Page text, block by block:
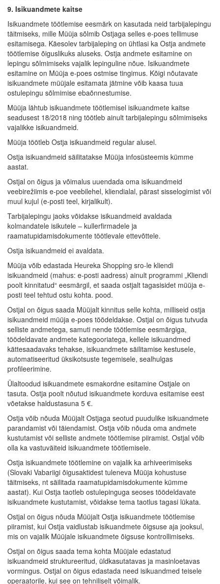
9. Isikuandmete kaitse
Isikuandmete töötlemise eesmärk on kasutada neid tarbijalepingu
täitmiseks, mille Müüja sõlmib Ostjaga selles e-poes tellimuse
esitamisega. Käesolev tarbijaleping on ühtlasi ka Ostja andmete
töötlemise õiguslikuks aluseks. Ostja andmete esitamine on
lepingu sõlmimiseks vajalik lepinguline nõue. Isikuandmete
esitamine on Müüja e-poes ostmise tingimus. Kõigi nõutavate
isikuandmete müüjale esitamata jätmine võib kaasa tuua
ostulepingu sõlmimise ebaõnnestumise.
Müüja lähtub isikuandmete töötlemisel isikuandmete kaitse
seadusest 18/2018 ning töötleb ainult tarbijalepingu sõlmimiseks
vajalikke isikuandmeid.
Müüja töötleb Ostja isikuandmeid regular alusel.
Ostja isikuandmeid säilitatakse Müüja infosüsteemis kümme
aastat.
Ostjal on õigus ja võimalus uuendada oma isikuandmeid
veebirežiimis e-poe veebilehel, kliendialal, pärast sisselogimist või
muul kujul (e-posti teel, kirjalikult).
Tarbijalepingu jaoks võidakse isikuandmeid avaldada
kolmandatele isikutele – kullerfirmadele ja
raamatupidamisdokumente töötlevale ettevõttele.
Ostja isikuandmeid ei avaldata.
Müüja võib edastada Heureka Shopping sro-le kliendi
isikuandmeid (mahus: e-posti aadress) ainult programmi „Kliendi
poolt kinnitatud“ eesmärgil, et saada ostjalt tagasisidet müüja e-
posti teel tehtud ostu kohta. pood.
Ostjal on õigus saada Müüjalt kinnitus selle kohta, milliseid ostja
isikuandmeid müüja e-poes töödeldakse. Ostjal on õigus tutvuda
selliste andmetega, samuti nende töötlemise eesmärgiga,
töödeldavate andmete kategooriatega, kellele isikuandmed
kättesaadavaks tehakse, isikuandmete säilitamise kestusele,
automatiseeritud üksikotsuste tegemisele, sealhulgas
profileerimine.
Ülaltoodud isikuandmete esmakordne esitamine Ostjale on
tasuta. Ostja poolt nõutud isikuandmete korduva esitamise eest
võetakse haldustasuna 5 €.
Ostja võib nõuda Müüjalt Ostjaga seotud puudulike isikuandmete
parandamist või täiendamist. Ostja võib nõuda oma andmete
kustutamist või selliste andmete töötlemise piiramist. Ostjal võib
olla ka vastuväiteid isikuandmete töötlemisele.
Ostja isikuandmete töötlemine on vajalik ka arhiveerimiseks
(Slovaki Vabariigi õigusaktidest tuleneva Müüja kohustuse
täitmiseks, nt säilitada raamatupidamisdokumente kümme
aastat). Kui Ostja taotleb ostulepinguga seoses töödeldavate
isikuandmete kustutamist, võidakse tema taotlus tagasi lükata.
Ostjal on õigus nõuda Müüjalt Ostja isikuandmete töötlemise
piiramist, kui Ostja vaidlustab isikuandmete õigsuse aja jooksul,
mis on vajalik Müüjale isikuandmete õigsuse kontrollimiseks.
Ostjal on õigus saada tema kohta Müüjale edastatud
isikuandmeid struktureeritud, üldkasutatavas ja masinloetavas
vormingus. Ostjal on õigus edastada need isikuandmed teisele
operaatorile, kui see on tehniliselt võimalik.